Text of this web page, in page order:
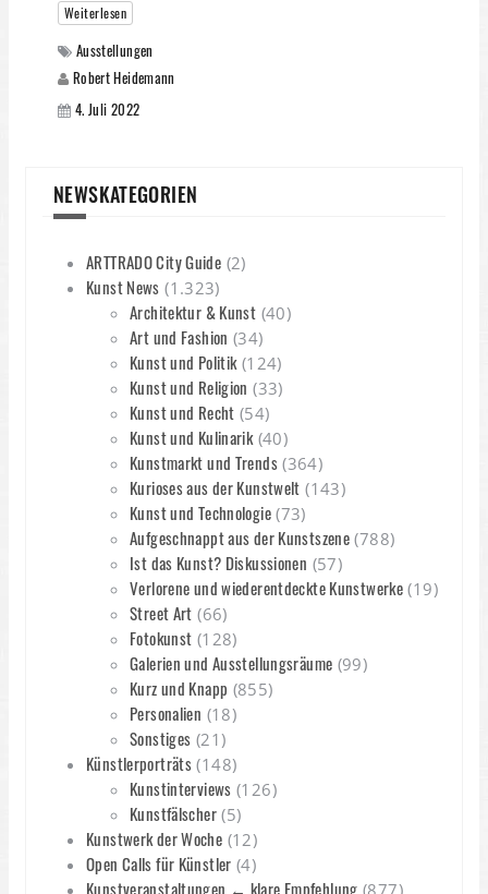
Weiterlesen
Ausstellungen
Robert Heidemann
4. Juli 2022
NEWSKATEGORIEN
ARTTRADO City Guide (2)
Kunst News (1.323)
Architektur & Kunst (40)
Art und Fashion (34)
Kunst und Politik(124)
Kunst und Religion (33)
Kunst und Recht (54)
Kunst und Kulinarik(40)
Kunstmarkt und Trends(364)
Kurioses aus der Kunstwelt (143)
Kunst und Technologie(73)
Aufgeschnappt aus der Kunstszene (788)
Ist das Kunst? Diskussionen (57)
Verlorene und wiederentdeckte Kunstwerke (19)
Street Art (66)
Fotokunst (128)
Galerien und Ausstellungsräume (99)
Kurz und Knapp (855)
Personalien (18)
Sonstiges (21)
Künstlerporträts (148)
Kunstinterviews (126)
Kunstfälscher(5)
Kunstwerk der Woche (12)
Open Calls für Künstler (4)
Kunstveranstaltungen ← klare Empfehlung